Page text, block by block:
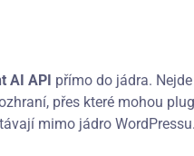
AI API přímo do jádra.
přes které mohou
mimo jádro WordPressu.